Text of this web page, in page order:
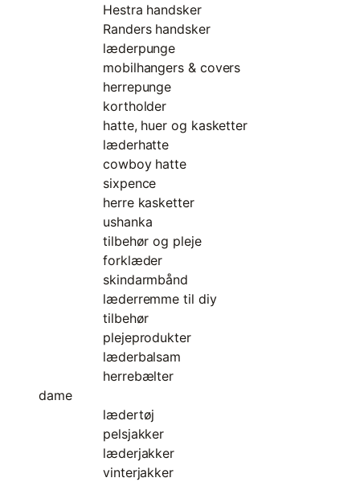
Hestra handsker
Randers handsker
læderpunge
mobilhangers & covers
herrepunge
kortholder
hatte, huer og kasketter
læderhatte
cowboy hatte
sixpence
herre kasketter
ushanka
tilbehør og pleje
forklæder
skindarmbånd
læderremme til diy
tilbehør
plejeprodukter
læderbalsam
herrebælter
dame
lædertøj
pelsjakker
læderjakker
vinterjakker